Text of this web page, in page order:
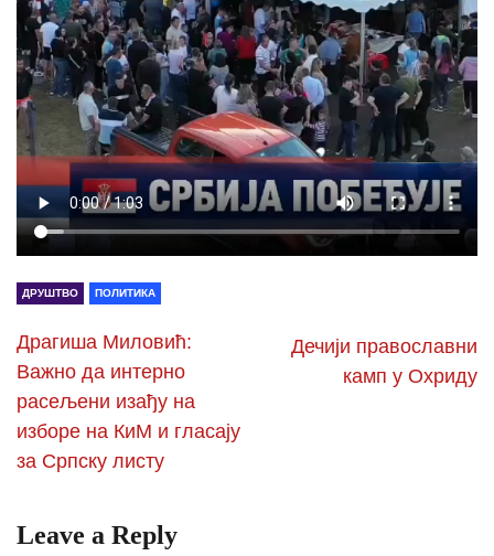
ДРУШТВО ПОЛИТИКА
Драгиша Миловић:
Важно да интерно
расељени изађу на
изборе на КиМ и гласају
за Српску листу
Дечији православни
камп у Охриду
Leave a Reply